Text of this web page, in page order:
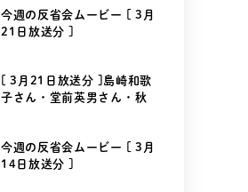
今週の反省会ムービー [ 3月
21日放送分 ]
[ 3月21日放送分 ]島崎和歌
子さん・堂前英男さん・秋
今週の反省会ムービー [ 3月
14日放送分 ]